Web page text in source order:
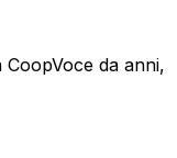
da anni,